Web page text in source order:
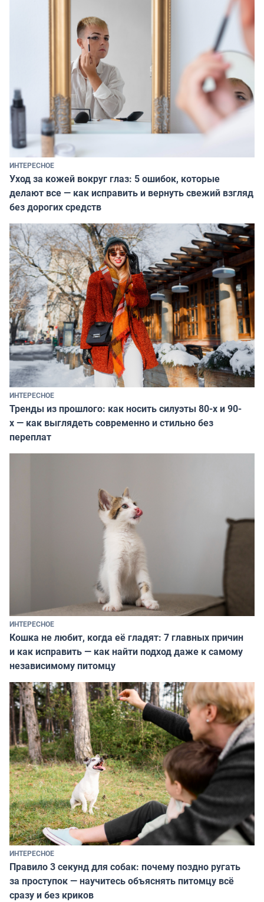
ИНТЕРЕСНОЕ
Уход за кожей вокруг глаз: 5 ошибок, которые
делают все — как исправить и вернуть свежий взгляд
без дорогих средств
ИНТЕРЕСНОЕ
Тренды из прошлого: как носить силуэты 80-х и 90-
х — как выглядеть современно и стильно без
переплат
ИНТЕРЕСНОЕ
Кошка не любит, когда её гладят: 7 главных причин
и как исправить — как найти подход даже к самому
независимому питомцу
ИНТЕРЕСНОЕ
Правило 3 секунд для собак: почему поздно ругать
за проступок — научитесь объяснять питомцу всё
сразу и без криков